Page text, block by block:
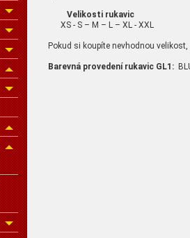
Velikosti rukavic
XS - S – M – L – XL - XXL
Pokud si koupíte nevhodnou
Barevná provedení rukavic GL1: